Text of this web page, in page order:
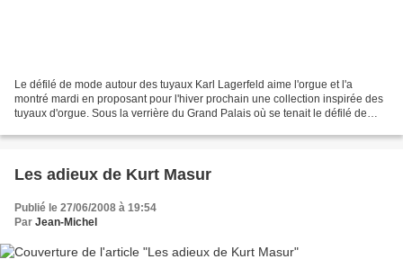
Le défilé de mode autour des tuyaux Karl Lagerfeld aime l'orgue et l'a
montré mardi en proposant pour l'hiver prochain une collection inspirée des
tuyaux d'orgue. Sous la verrière du Grand Palais où se tenait le défilé de
Les adieux de Kurt Masur
Publié le 27/06/2008 à 19:54
Par Jean-Michel